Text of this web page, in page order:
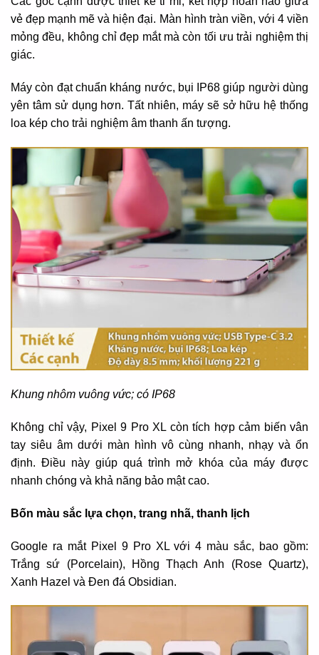
vẻ đẹp mạnh mẽ và hiện đại. Màn hình tràn viền, với 4 viền
mỏng đều, không chỉ đẹp mắt mà còn tối ưu trải nghiệm thị
giác.
Máy còn đạt chuẩn kháng nước, bụi IP68 giúp người dùng
yên tâm sử dụng hơn. Tất nhiên, máy sẽ sở hữu hệ thống
loa kép cho trải nghiệm âm thanh ấn tượng.
Khung nhôm vuông vức; có IP68
Không chỉ vậy, Pixel 9 Pro XL còn tích hợp cảm biến vân
tay siêu âm dưới màn hình vô cùng nhanh, nhạy và ổn
định. Điều này giúp quá trình mở khóa của máy được
nhanh chóng và khả năng bảo mật cao.
Bốn màu sắc lựa chọn, trang nhã, thanh lịch
Google ra mắt Pixel 9 Pro XL với 4 màu sắc, bao gồm:
Trắng sứ (Porcelain), Hồng Thạch Anh (Rose Quartz),
Xanh Hazel và Đen đá Obsidian.